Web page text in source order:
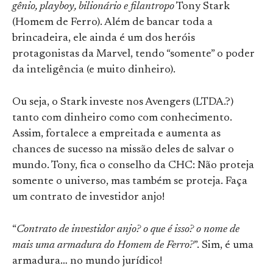
gênio, playboy, bilionário e filantropoTony Stark
(Homem de Ferro). Além de bancar toda a
brincadeira, ele ainda é um dos heróis
protagonistas da Marvel, tendo “somente” o poder
da inteligência (e muito dinheiro).
Ou seja, o Stark investe nos Avengers (LTDA.?)
tanto com dinheiro como com conhecimento.
Assim, fortalece a empreitada e aumenta as
chances de sucesso na missão deles de salvar o
mundo. Tony, fica o conselho da CHC: Não proteja
somente o universo, mas também se proteja. Faça
um contrato de investidor anjo!
“Contrato de investidor anjo? o que é isso? o nome de
mais uma armadura do Homem de Ferro?”. Sim, é uma
armadura… no mundo jurídico!